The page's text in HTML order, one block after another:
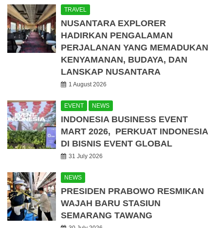
TRAVEL
NUSANTARA EXPLORER
HADIRKAN PENGALAMAN
PERJALANAN YANG MEMADUKAN
KENYAMANAN, BUDAYA, DAN
LANSKAP NUSANTARA
1 August 2026
EVENT NEWS
INDONESIA BUSINESS EVENT
MART 2026, PERKUAT INDONESIA
DI BISNIS EVENT GLOBAL
31 July 2026
NEWS
PRESIDEN PRABOWO RESMIKAN
WAJAH BARU STASIUN
SEMARANG TAWANG